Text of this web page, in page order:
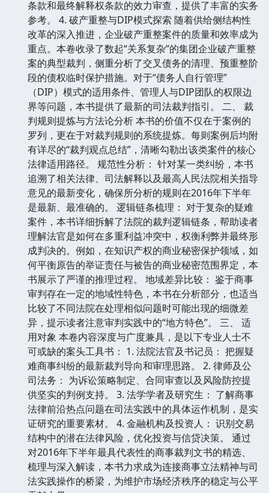
条款和最终解释权条款的效力审查，提供了丰富的实务
参考。 4. 破产重整与DIP模式探索 随着供给侧结构性
改革的深入推进，企业破产重整案件的质量和效率成为
重点。本卷收录了数起“关系复杂”的集团企业破产重整
案的典型裁判，侧重分析了交叉债务的清理、预重整阶
段的债权临时保护措施。对于“债务人自行管理”
（DIP）模式的适用条件、管理人与DIP团队的权限边
界等问题，本书提供了最新的司法裁判指引。 二、 裁
判规则提炼与方法论分析 本书的价值不仅在于案例的
罗列，更在于对裁判规则的系统提炼。每则案例后均附
有详尽的“裁判观点总结”，清晰勾勒出该类案件的核心
法律适用路径。 规范性分析： 针对某一类纠纷，本书
追溯了相关法律、司法解释以及最高人民法院相关指导
意见的最新变化，确保所分析的规则在2016年下半年
是最新、最准确的。 逻辑链条梳理： 对于复杂的疑难
案件，本书详细拆解了法院的裁判逻辑链条，帮助读者
理解法官是如何在多重利益冲突中，权衡利弊并最终形
成判决的。例如，在知识产权的商业秘密保护领域，如
何平衡原告的举证责任与被告的商业秘密范围界定，本
书展示了严谨的推理过程。 地域差异比较： 鉴于商事
审判存在一定的地域性特色，本书在分析部分，也适当
比较了不同法院在处理相似问题时可能出现的细微差
异，提示读者注意审判实践中的“地方特色”。 三、 适
用对象 本卷内容深度与广度兼具，是以下专业人士不
可或缺的案头工具书： 1. 法院法官及书记员： 把握疑
难商事纠纷的最新裁判导向和审理思路。 2. 律师及公
司法务： 为诉讼策略制定、合同审查以及风险防控提
供坚实的判例支持。 3. 法学学者及研究生： 了解商事
法律前沿热点问题在司法实践中的具体运作机制，是实
证研究的重要素材。 4. 金融机构及投资人： 识别交易
结构中的潜在法律风险，优化投资与信贷决策。 通过
对2016年下半年最具代表性的商事裁判文书的精选、
梳理与深入解读，本书力求成为连接商事立法精神与司
法实践操作的桥梁，为维护市场经济秩序的稳定与公平